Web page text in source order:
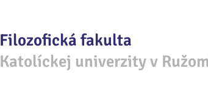
Filozofická fakulta
Katolíckej univerzity v